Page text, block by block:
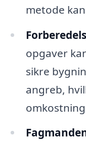
metode
opgaver
sikre
angreb,